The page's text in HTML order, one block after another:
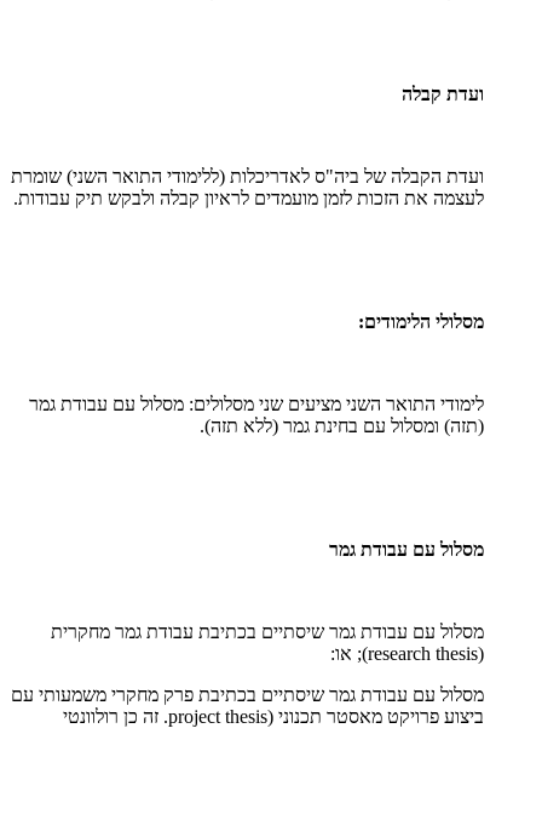
ועדת קבלה
ועדת הקבלה של ביה"ס לאדריכלות (ללימודי התואר השני) שומרת
לעצמה את הזכות לזמן מועמדים לראיון קבלה ולבקש תיק עבודות.
מסלולי הלימודים:
לימודי התואר השני מציעים שני מסלולים: מסלול עם עבודת גמר
(תזה) ומסלול עם בחינת גמר (ללא תזה).
מסלול עם עבודת גמר
מסלול עם עבודת גמר שיסתיים בכתיבת עבודת גמר מחקרית
(
research thesis); או:
מסלול עם עבודת גמר שיסתיים בכתיבת פרק מחקרי משמעותי עם
ביצוע פרויקט מאסטר תכנוני (project thesis. זה כן רולוונטי